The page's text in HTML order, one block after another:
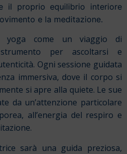
il proprio equilibrio interiore
e la meditazione.
yoga come un viaggio di
per ascoltarsi e
Ogni sessione guidata
immersiva, dove il corpo si
si apre alla quiete. Le sue
da un’attenzione particolare
all’energia del respiro e
sarà una guida preziosa,